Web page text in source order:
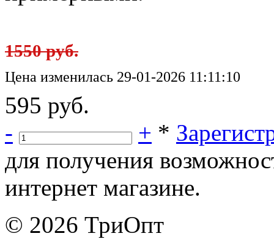
1550 руб.
Цена изменилась 29-01-2026 11:11:10
595 руб.
-
+ *
для получения
интернет магазине.
© 2026 ТриОпт